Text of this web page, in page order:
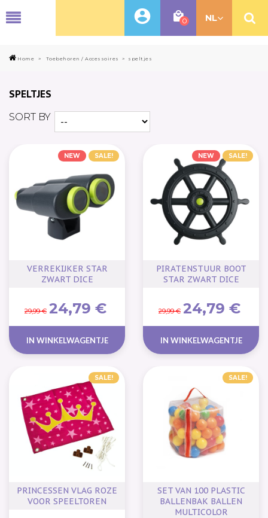
0 NL
Home > Toebehoren / Accessoires > speltjes
SPELTJES
SORT BY
NEW SALE!
VERREKIJKER STAR
ZWART DICE
29,99 € 24,79 €
IN WINKELWAGENTJE
NEW SALE!
PIRATENSTUUR BOOT
STAR ZWART DICE
29,99 € 24,79 €
IN WINKELWAGENTJE
SALE!
PRINCESSEN VLAG ROZE
VOOR SPEELTOREN
SALE!
SET VAN 100 PLASTIC
BALLENBAK BALLEN
MULTICOLOR